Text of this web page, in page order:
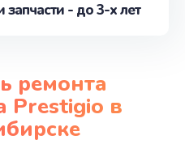
запчасти - до 3-х лет
ремонта
Prestigio в